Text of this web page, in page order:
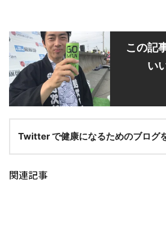
この記
い
Twitter で健康になるためのブログ
関連記事